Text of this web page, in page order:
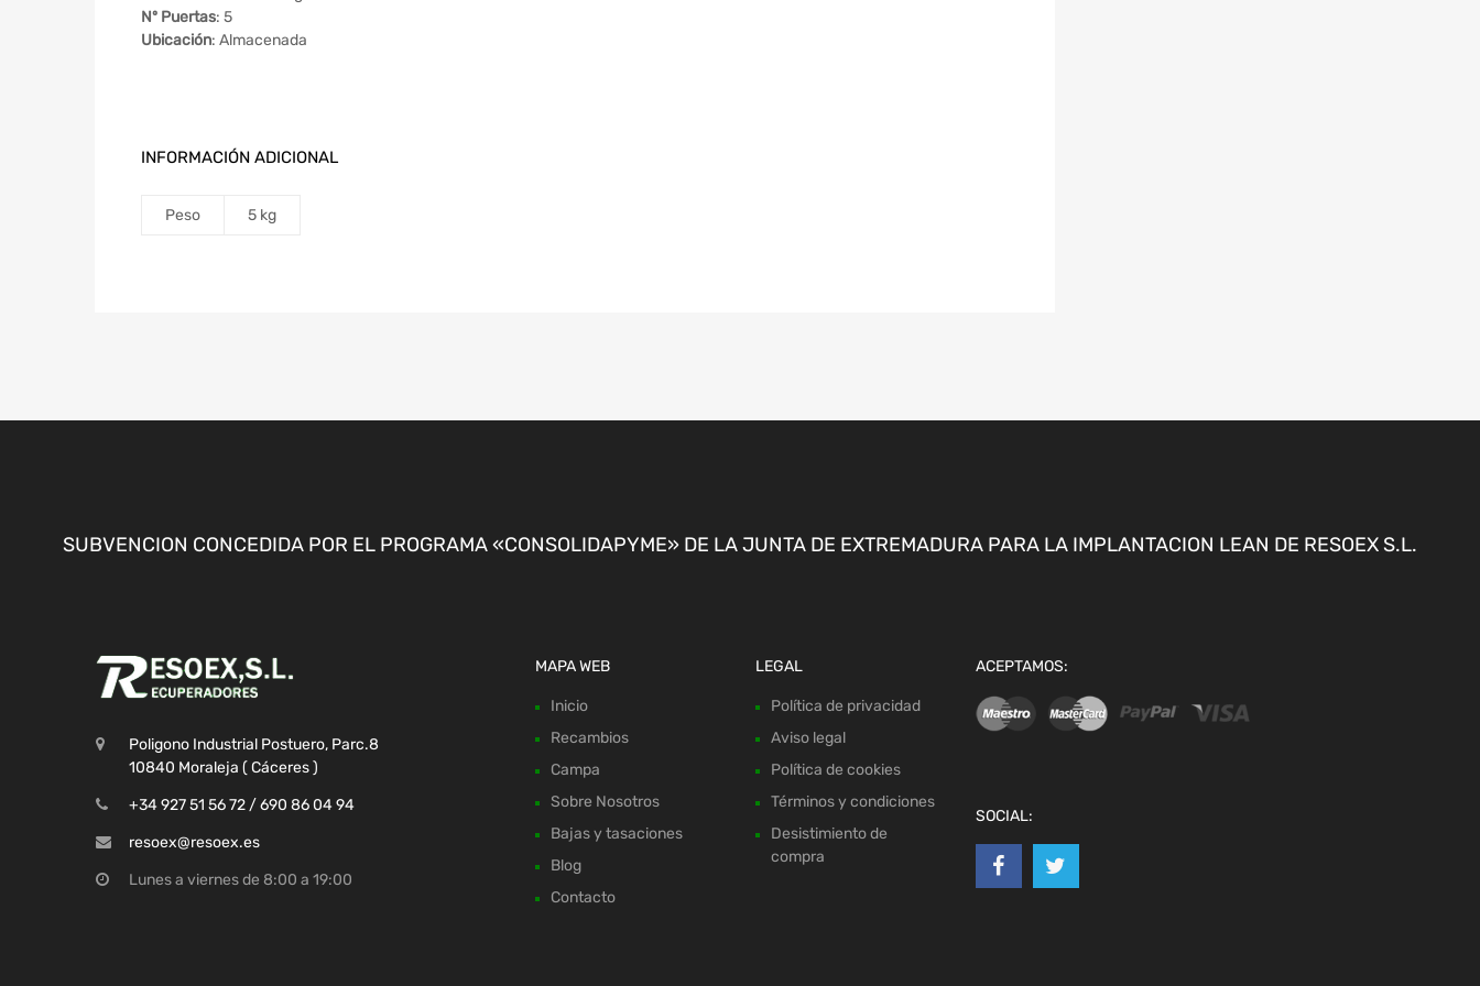
Nº Puertas: 5
Ubicación: Almacenada
INFORMACIÓN ADICIONAL
Peso 5 kg
SUBVENCION CONCEDIDA POR EL PROGRAMA «CONSOLIDAPYME» DE LA JUNTA DE EXTREMADURA PARA LA IMPLANTACION LEAN DE RESOEX S.L.
Poligono Industrial Postuero, Parc.8
10840 Moraleja ( Cáceres )
+34 927 51 56 72 / 690 86 04 94
resoex@resoex.es
Lunes a viernes de 8:00 a 19:00
MAPA WEB
Inicio
Recambios
Campa
Sobre Nosotros
Bajas y tasaciones
Blog
Contacto
LEGAL
Política de privacidad
Aviso legal
Política de cookies
Términos y condiciones
Desistimiento de
compra
ACEPTAMOS:
SOCIAL: